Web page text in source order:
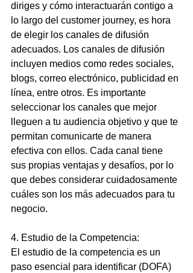
diriges y cómo interactuarán contigo a
lo largo del customer journey, es hora
de elegir los canales de difusión
adecuados. Los canales de difusión
incluyen medios como redes sociales,
blogs, correo electrónico, publicidad en
línea, entre otros. Es importante
seleccionar los canales que mejor
lleguen a tu audiencia objetivo y que te
permitan comunicarte de manera
efectiva con ellos. Cada canal tiene
sus propias ventajas y desafíos, por lo
que debes considerar cuidadosamente
cuáles son los más adecuados para tu
negocio.
4. Estudio de la Competencia:
El estudio de la competencia es un
paso esencial para identificar (DOFA)